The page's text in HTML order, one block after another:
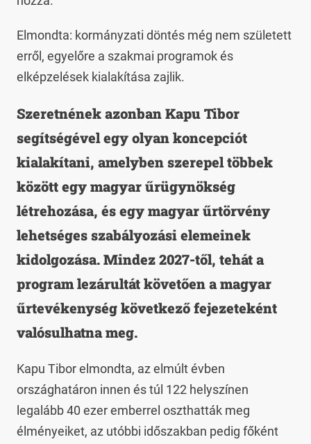
Elmondta: kormányzati döntés még nem született
erről, egyelőre a szakmai programok és
elképzelések kialakítása zajlik.
Szeretnének azonban Kapu Tibor
segítségével egy olyan koncepciót
kialakítani, amelyben szerepel többek
között egy magyar űrügynökség
létrehozása, és egy magyar űrtörvény
lehetséges szabályozási elemeinek
kidolgozása. Mindez 2027-től, tehát a
program lezárultát követően a magyar
űrtevékenység következő fejezeteként
valósulhatna meg.
Kapu Tibor elmondta, az elmúlt évben
országhatáron innen és túl 122 helyszínen
legalább 40 ezer emberrel oszthatták meg
élményeiket, az utóbbi időszakban pedig főként